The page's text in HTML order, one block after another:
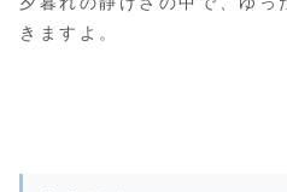
きますよ。